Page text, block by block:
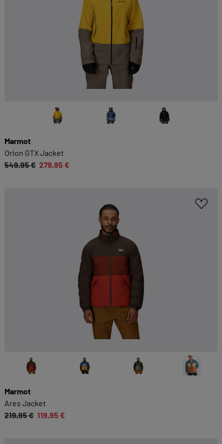
Marmot
Orion GTX Jacket
549,95 € 279,95 €
Marmot
Ares Jacket
219,95 € 119,95 €